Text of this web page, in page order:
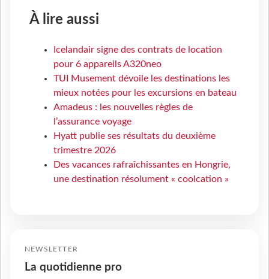
À lire aussi
Icelandair signe des contrats de location
pour 6 appareils A320neo
TUI Musement dévoile les destinations les
mieux notées pour les excursions en bateau
Amadeus : les nouvelles règles de
l’assurance voyage
Hyatt publie ses résultats du deuxième
trimestre 2026
Des vacances rafraîchissantes en Hongrie,
une destination résolument « coolcation »
NEWSLETTER
La quotidienne pro